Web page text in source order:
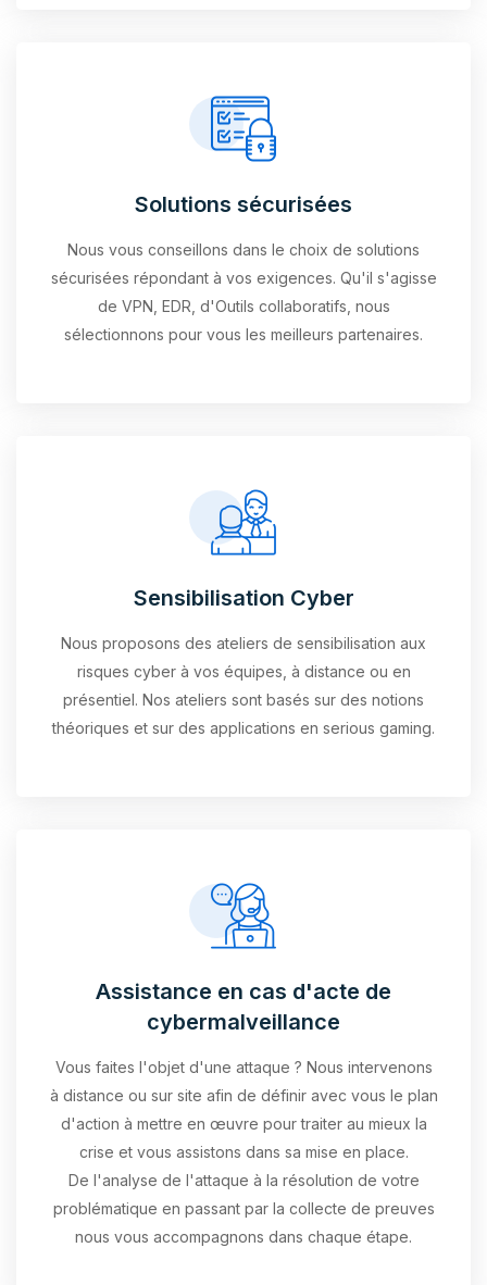
Solutions sécurisées
Nous vous conseillons dans le choix de solutions
sécurisées répondant à vos exigences. Qu'il s'agisse
de VPN, EDR, d'Outils collaboratifs, nous
sélectionnons pour vous les meilleurs partenaires.
Sensibilisation Cyber
Nous proposons des ateliers de sensibilisation aux
risques cyber à vos équipes, à distance ou en
présentiel. Nos ateliers sont basés sur des notions
théoriques et sur des applications en serious gaming.
Assistance en cas d'acte de
cybermalveillance
Vous faites l'objet d'une attaque ? Nous intervenons
à distance ou sur site afin de définir avec vous le plan
d'action à mettre en œuvre pour traiter au mieux la
crise et vous assistons dans sa mise en place.
De l'analyse de l'attaque à la résolution de votre
problématique en passant par la collecte de preuves
nous vous accompagnons dans chaque étape.